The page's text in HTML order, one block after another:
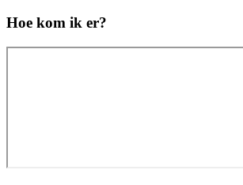
Hoe kom ik er?